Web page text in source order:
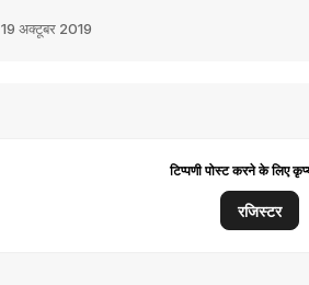
19 अक्टूबर 2019
टिप्पणी पोस्ट करने के लिए
रजिस्टर